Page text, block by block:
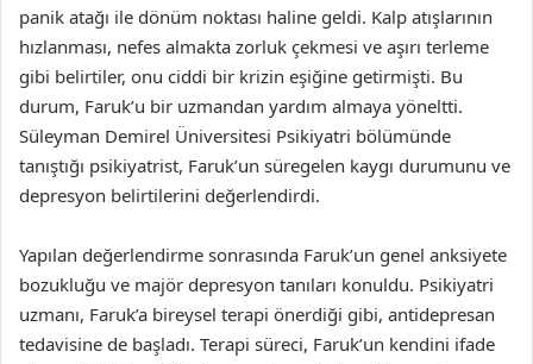
panik atağı ile dönüm noktası haline geldi. Kalp atışlarının
hızlanması, nefes almakta zorluk çekmesi ve aşırı terleme
gibi belirtiler, onu ciddi bir krizin eşiğine getirmişti. Bu
durum, Faruk’u bir uzmandan yardım almaya yöneltti.
Süleyman Demirel Üniversitesi Psikiyatri bölümünde
tanıştığı psikiyatrist, Faruk’un süregelen kaygı durumunu ve
depresyon belirtilerini değerlendirdi.
Yapılan değerlendirme sonrasında Faruk’un genel anksiyete
bozukluğu ve majör depresyon tanıları konuldu. Psikiyatri
uzmanı, Faruk’a bireysel terapi önerdiği gibi, antidepresan
tedavisine de başladı. Terapi süreci, Faruk’un kendini ifade